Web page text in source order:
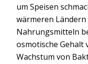
um Speisen
wärmeren
Nahrungsmitteln
osmotische Gehalt
Wachstum von